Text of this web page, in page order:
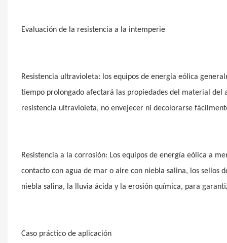
Evaluación de la resistencia a la intemperie
Resistencia ultravioleta: los equipos de energía eólica
tiempo prolongado afectará las propiedades del material del
resistencia ultravioleta, no envejecer ni decolorarse
Resistencia a la corrosión: Los equipos de energía eólica a
contacto con agua de mar o aire con niebla salina, los sellos
niebla salina, la lluvia ácida y la erosión química, para
Caso práctico de aplicación